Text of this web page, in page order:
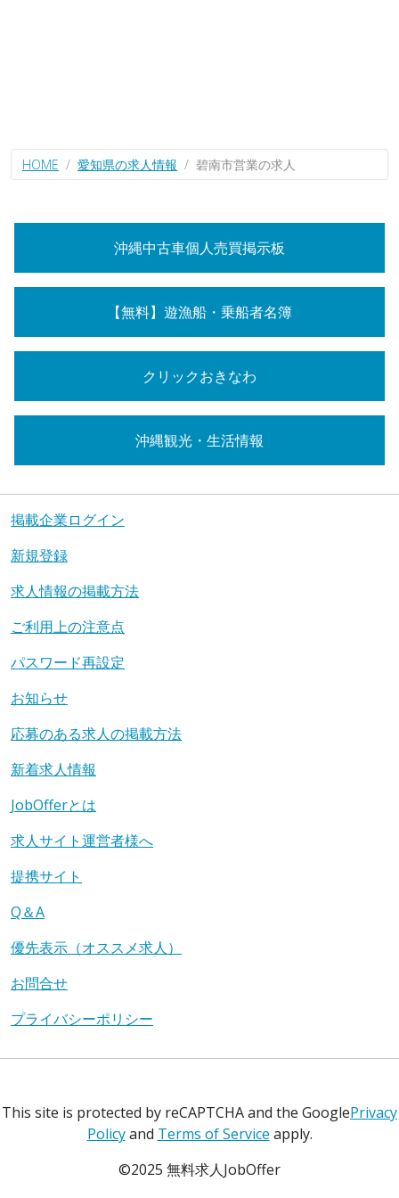
HOME 愛知県の求人情報 碧南市営業の求人
沖縄中古車個人売買掲示板
【無料】遊漁船・乗船者名簿
クリックおきなわ
沖縄観光・生活情報
掲載企業ログイン
新規登録
求人情報の掲載方法
ご利用上の注意点
パスワード再設定
お知らせ
応募のある求人の掲載方法
新着求人情報
JobOfferとは
求人サイト運営者様へ
提携サイト
Q＆A
優先表示（オススメ求人）
お問合せ
プライバシーポリシー
This site is protected by reCAPTCHA and the GooglePrivacy
Policyand Terms of Service apply.
©2025 無料求人JobOffer